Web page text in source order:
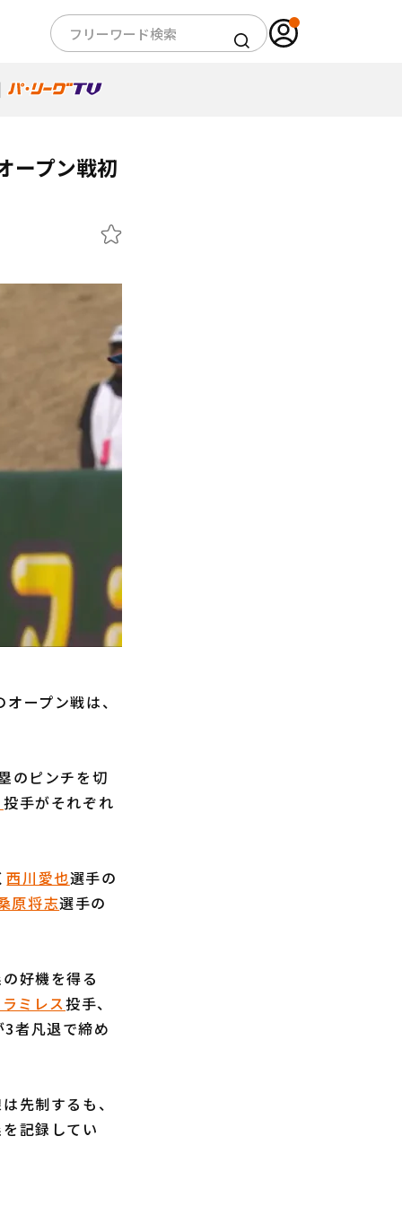
ープン戦初
ープン戦は、
のピンチを切
投手がそれぞれ
西川愛也選手の
原将志選手の
好機を得る
ミレス投手、
3者凡退で締め
先制するも、
記録してい